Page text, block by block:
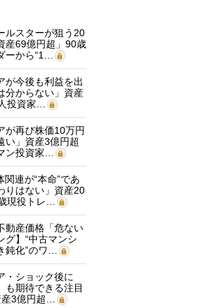
ルスターが狙う20
産69億円超」90歳
ーから“1…
が今後も利益を出
分からない」資産
投資家…
が再び株価10万円
い」資産3億円超
ン投資家…
関連が“本命”であ
りはない」資産20
現役トレ…
動産価格「危ない
グ】“中古マンシ
鈍化”のワ…
・ショック後に
も期待できる注目
3億円超…